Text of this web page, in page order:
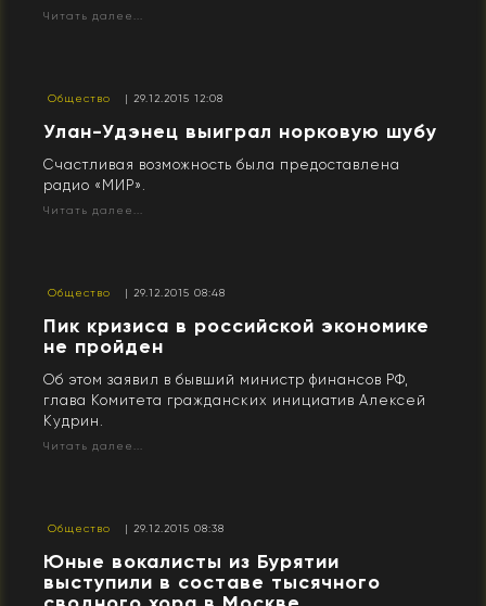
Читать далее...
Общество | 29.12.2015 12:08
Улан-Удэнец выиграл норковую шубу
Счастливая возможность была предоставлена
радио «МИР».
Читать далее...
Общество | 29.12.2015 08:48
​Пик кризиса в российской экономике
не пройден
Об этом заявил в бывший министр финансов РФ,
глава Комитета гражданских инициатив Алексей
Кудрин.
Читать далее...
Общество | 29.12.2015 08:38
Юные вокалисты из Бурятии
выступили в составе тысячного